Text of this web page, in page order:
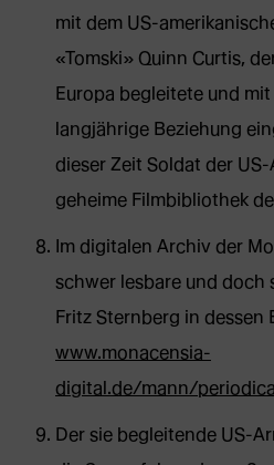
neuem
Tab)
mit dem US-
«Tomski» Quinn Curtis,
Europa begleitete und
langjährige Beziehung
dieser Zeit Soldat der
geheime Filmbibliothek
Im digitalen Archiv der
schwer lesbare und doch
Fritz Sternberg in dessen
www.monacensia-
digital.de/mann/
Der sie begleitende US-